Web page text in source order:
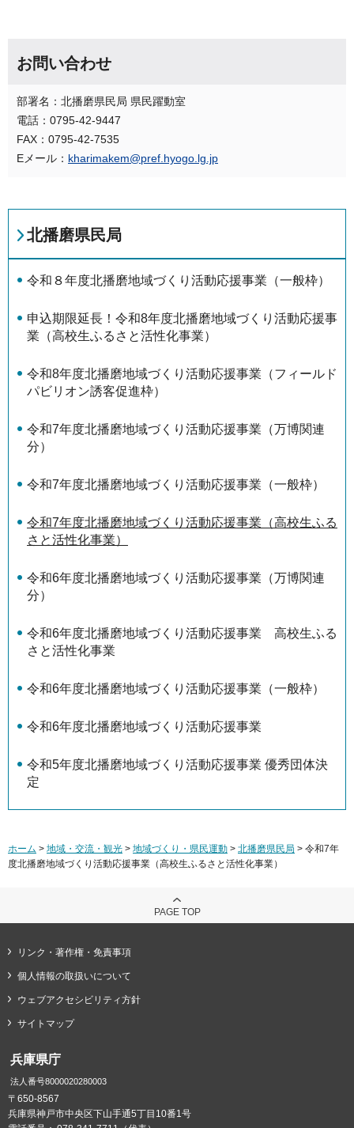
お問い合わせ
部署名：北播磨県民局 県民躍動室
電話：0795-42-9447
FAX：0795-42-7535
Eメール： kharimakem@pref.hyogo.lg.jp
北播磨県民局
令和８年度北播磨地域づくり活動応援事業（一般枠）
申込期限延長！令和8年度北播磨地域づくり活動応援事
業（高校生ふるさと活性化事業）
令和8年度北播磨地域づくり活動応援事業（フィールド
パビリオン誘客促進枠）
令和7年度北播磨地域づくり活動応援事業（万博関連
分）
令和7年度北播磨地域づくり活動応援事業（一般枠）
令和7年度北播磨地域づくり活動応援事業（高校生ふる
さと活性化事業）
令和6年度北播磨地域づくり活動応援事業（万博関連
分）
令和6年度北播磨地域づくり活動応援事業 高校生ふる
さと活性化事業
令和6年度北播磨地域づくり活動応援事業（一般枠）
令和6年度北播磨地域づくり活動応援事業
令和5年度北播磨地域づくり活動応援事業 優秀団体決
定
ホーム > 地域・交流・観光 > 地域づくり・県民運動 > 北播磨県民局 > 令和7年
度北播磨地域づくり活動応援事業（高校生ふるさと活性化事業）
PAGE TOP
リンク・著作権・免責事項
個人情報の取扱いについて
ウェブアクセシビリティ方針
サイトマップ
兵庫県庁
法人番号8000020280003
〒650-8567
兵庫県神戸市中央区下山手通5丁目10番1号